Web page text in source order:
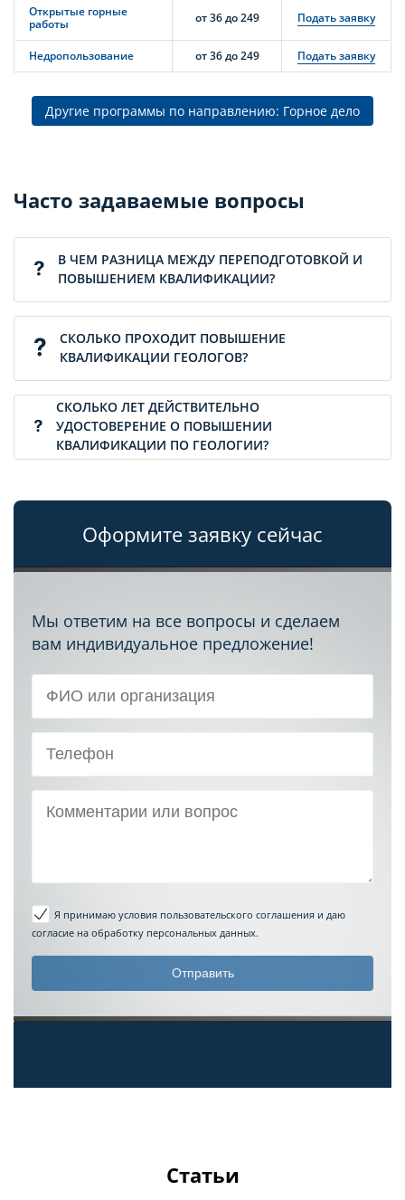
Открытые горные
работы
от 36 до 249 Подать заявку
Недропользование от 36 до 249 Подать заявку
Другие программы по направлению: Горное дело
Часто задаваемые вопросы
В ЧЕМ РАЗНИЦА МЕЖДУ ПЕРЕПОДГОТОВКОЙ И
ПОВЫШЕНИЕМ КВАЛИФИКАЦИИ?
СКОЛЬКО ПРОХОДИТ ПОВЫШЕНИЕ
КВАЛИФИКАЦИИ ГЕОЛОГОВ?
СКОЛЬКО ЛЕТ ДЕЙСТВИТЕЛЬНО
УДОСТОВЕРЕНИЕ О ПОВЫШЕНИИ
КВАЛИФИКАЦИИ ПО ГЕОЛОГИИ?
Оформите заявку сейчас
Мы ответим на все вопросы и сделаем
вам индивидуальное предложение!
Я принимаю условия пользовательского соглашения и даю
согласие на обработку персональных данных.
Статьи